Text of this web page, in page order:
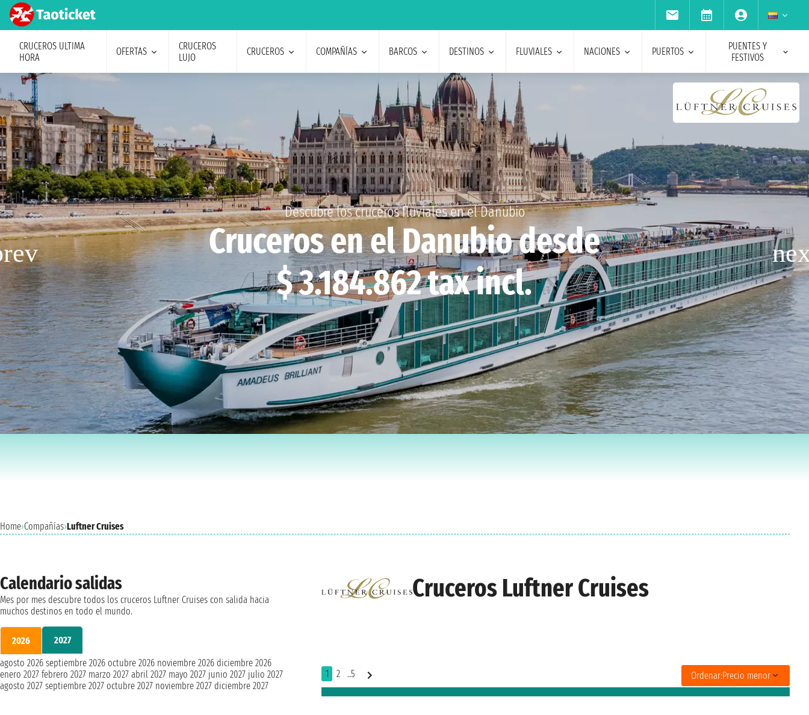
CRUCEROS ULTIMA
HORA
OFERTAS
CRUCEROS
LUJO
CRUCEROS COMPAÑÍAS BARCOS DESTINOS FLUVIALES NACIONES PUERTOS
PUENTES Y
FESTIVOS
Descubre los cruceros fluviales en el Danubio
Cruceros en el Danubio desde
$ 3.184.862 tax incl.
Home›Compañías›Luftner Cruises
Cruceros Luftner Cruises
1 2 ..5 Ordenar:Precio menor
Calendario salidas
Mes por mes descubre todos los cruceros Luftner Cruises con salida hacia
muchos destinos en todo el mundo.
2026
2027
agosto 2026 septiembre 2026 octubre 2026 noviembre 2026 diciembre 2026
enero 2027 febrero 2027 marzo 2027 abril 2027 mayo 2027 junio 2027 julio 2027
agosto 2027 septiembre 2027 octubre 2027 noviembre 2027 diciembre 2027